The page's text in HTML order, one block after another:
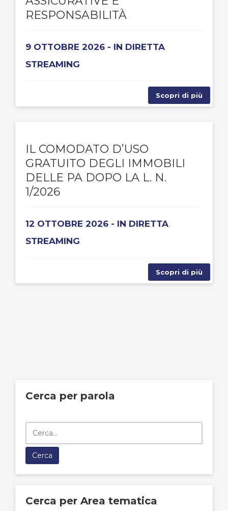
RESPONSABILITÀ
9 OTTOBRE 2026 - IN DIRETTA
STREAMING
Scopri di più
IL COMODATO D’USO
GRATUITO DEGLI IMMOBILI
DELLE PA DOPO LA L. N.
1/2026
12 OTTOBRE 2026 - IN DIRETTA
STREAMING
Scopri di più
Cerca per parola
Cerca per Area tematica